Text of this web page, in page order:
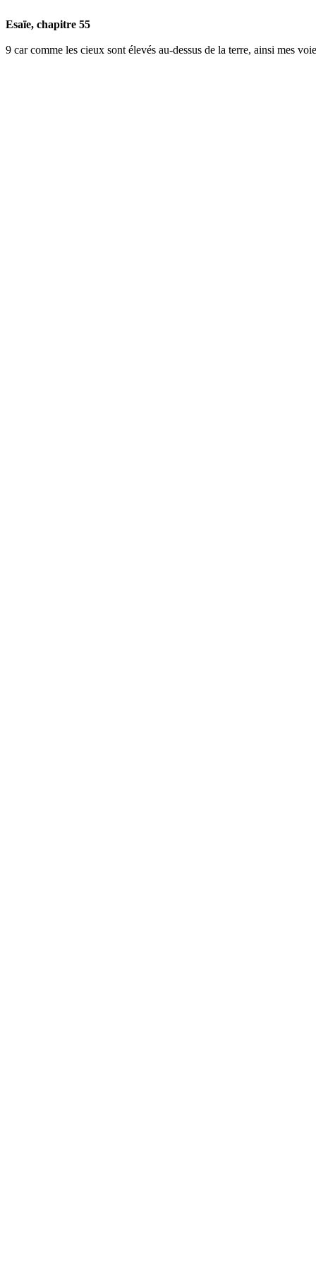
Esaïe, chapitre 55
9 car comme les cieux sont élevés au-dessus de la terre, ainsi mes